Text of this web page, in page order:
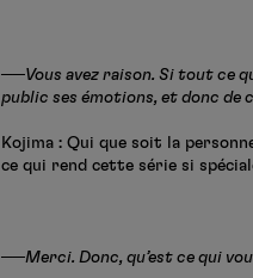
──Vous avez raison. Si tout ce
public ses émotions, et donc de
Kojima : Qui que soit la
ce qui rend cette série si
──Merci. Donc, qu’est ce qui